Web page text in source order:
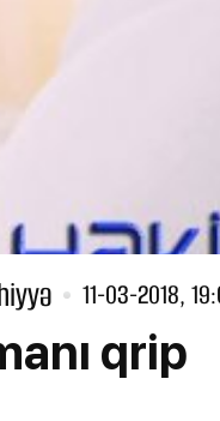
11-03-2018,
qrip